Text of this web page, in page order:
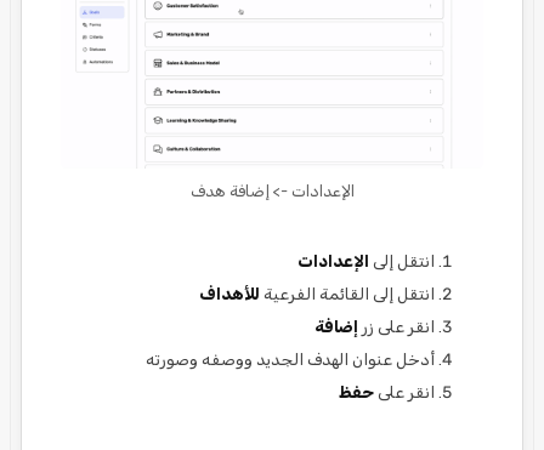
الإعدادات -> إضافة هدف
انتقل إلى الإعدادات
انتقل إلى القائمة الفرعية للأهداف
انقر على زر إضافة
أدخل عنوان الهدف الجديد ووصفه وصورته
انقر على حفظ